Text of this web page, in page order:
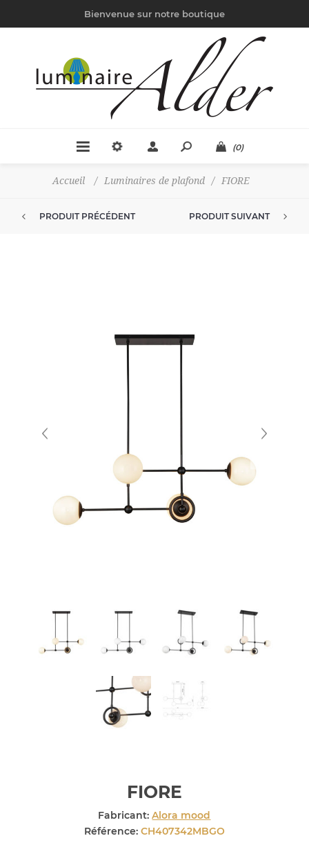
Bienvenue sur notre boutique
(0)
Accueil / Luminaires de plafond / FIORE
PRODUIT PRÉCÉDENT PRODUIT SUIVANT
FIORE
Fabricant: Alora mood
Référence: CH407342MBGO